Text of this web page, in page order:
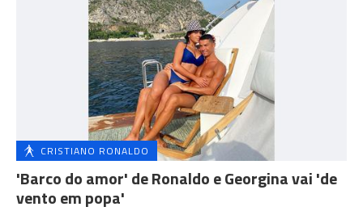
CRISTIANO RONALDO
'Barco do amor' de Ronaldo e Georgina vai 'de
vento em popa'